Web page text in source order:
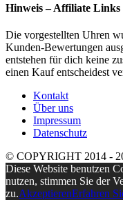
Hinweis – Affiliate Links
Die vorgestellten Uhren
Kunden-Bewertungen
entstehen für dich keine
einen Kauf entscheidest
Kontakt
Über uns
Impressum
Datenschutz
© COPYRIGHT 2014 -
Diese Website benutzen
nutzen, stimmen Sie der
zu.AkzeptierenErfahren